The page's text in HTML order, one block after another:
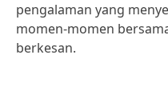
pengalaman yang
momen-momen
berkesan.